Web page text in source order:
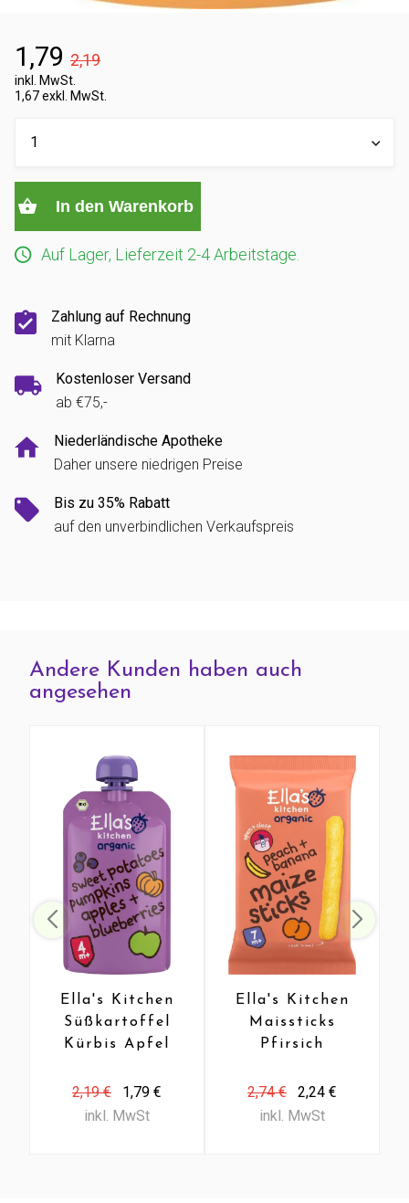
1,79 2,19
inkl. MwSt.
1,67 exkl. MwSt.
In den Warenkorb
Auf Lager, Lieferzeit 2-4 Arbeitstage.
Zahlung auf Rechnung
mit Klarna
Kostenloser Versand
ab €75,-
Niederländische Apotheke
Daher unsere niedrigen Preise
Bis zu 35% Rabatt
auf den unverbindlichen Verkaufspreis
Andere Kunden haben auch
angesehen
Ella's Kitchen
Süßkartoffel
Kürbis Apfel
Monate Bio
(120 gr)
2,19 €
1,79 €
inkl. MwSt
Ella's Kitchen
Maissticks
Pfirsich
Monate Bio
(16 gr)
2,74 €
2,24 €
inkl. MwSt